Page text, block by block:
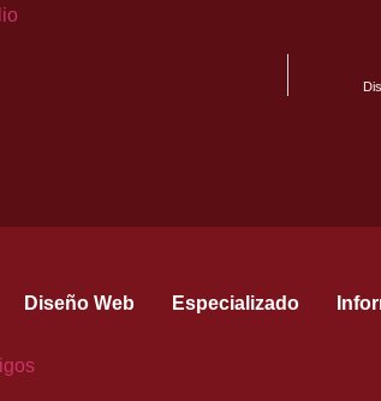
Diseño Web Especializado